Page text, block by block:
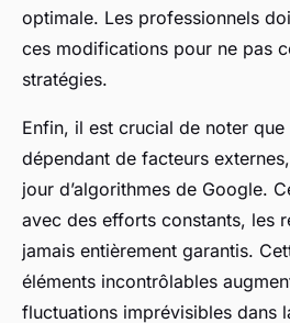
optimale. Les professionnels
ces modifications pour ne pas
stratégies.
Enfin, il est crucial de noter que
dépendant de facteurs
jour d’algorithmes de Google.
avec des efforts constants, les
jamais entièrement garantis.
éléments incontrôlables
fluctuations imprévisibles dans